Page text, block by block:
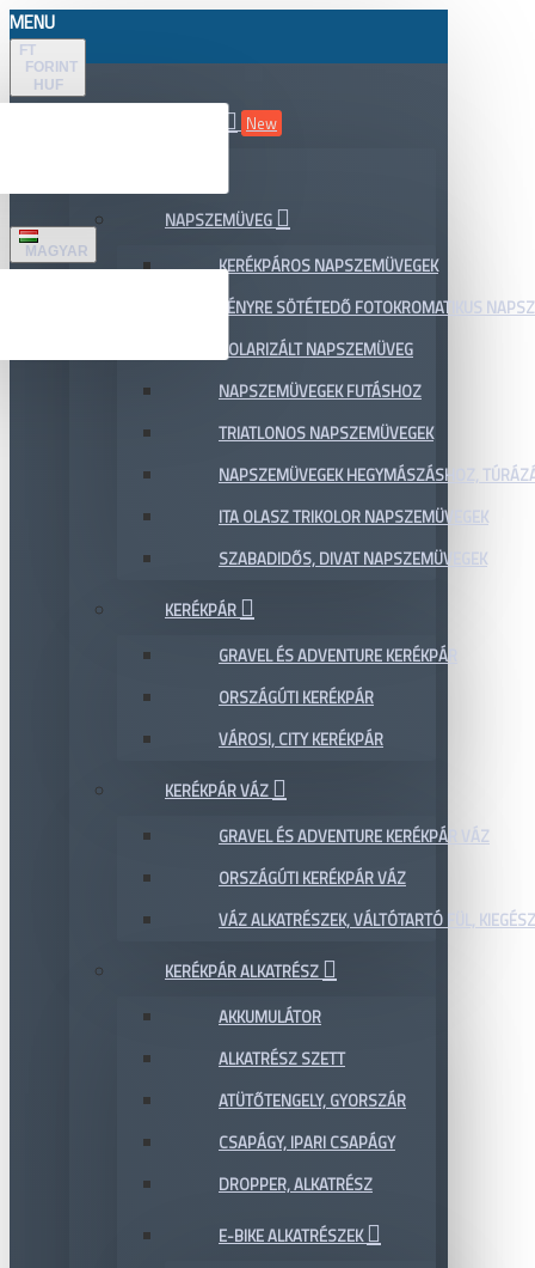
MENU
FT
FORINT
HUF
MAGYAR
New
NAPSZEMÜVEG
KERÉKPÁROS NAPSZEMÜVEGEK
FÉNYRE SÖTÉTEDŐ FOTOKROMATIKUS
POLARIZÁLT NAPSZEMÜVEG
NAPSZEMÜVEGEK FUTÁSHOZ
TRIATLONOS NAPSZEMÜVEGEK
NAPSZEMÜVEGEK HEGYMÁSZÁSHOZ,
ITA OLASZ TRIKOLOR NAPSZEMÜVEGEK
SZABADIDŐS, DIVAT NAPSZEMÜVEGEK
KERÉKPÁR
GRAVEL ÉS ADVENTURE KERÉKPÁR
ORSZÁGÚTI KERÉKPÁR
VÁROSI, CITY KERÉKPÁR
KERÉKPÁR VÁZ
GRAVEL ÉS ADVENTURE KERÉKPÁR VÁZ
ORSZÁGÚTI KERÉKPÁR VÁZ
VÁZ ALKATRÉSZEK, VÁLTÓTARTÓ FÜL,
KERÉKPÁR ALKATRÉSZ
AKKUMULÁTOR
ALKATRÉSZ SZETT
ATÜTŐTENGELY, GYORSZÁR
CSAPÁGY, IPARI CSAPÁGY
DROPPER, ALKATRÉSZ
E-BIKE ALKATRÉSZEK